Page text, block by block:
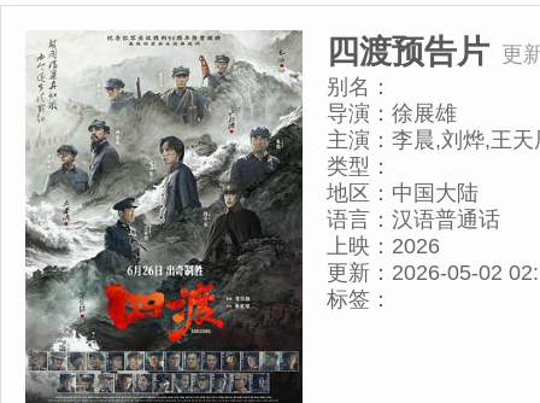
四渡预告片 更
别名：
导演： 徐展雄
主演： 李晨,刘烨,王
雷,于适
类型：
地区： 中国大陆
语言： 汉语普通话
上映： 2026
更新： 2026-05-02
标签：